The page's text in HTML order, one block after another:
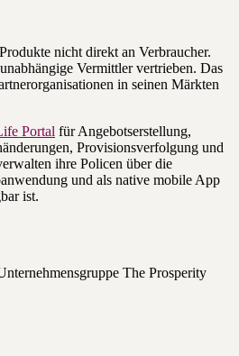
nicht direkt an Verbraucher.
Vermittler vertrieben. Das
in seinen Märkten
Portal für Angebotserstellung,
Provisionsverfolgung und
ihre Policen über die
und als native mobile App
ist.
The Prosperity